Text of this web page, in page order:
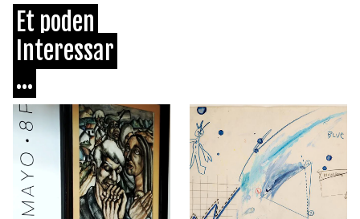
Et poden
Interessar
...